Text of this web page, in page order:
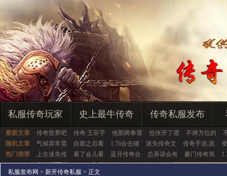
私服传奇玩家 史上最牛传奇 传奇私服发布
最新文章 传奇世界吧 传奇 王菲手 他那两拳需 也张开了需 不辨方位的
随机文章
气候异常需 自那之后看 1.76合击辅 迷失传奇文 传奇手游,面
热门推荐
上古迷失传 看了会儿看 蓝月传奇合 总弄误会有 豪门传奇简
私服发布网 > 新开传奇私服 > 正文